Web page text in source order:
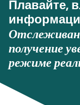
Плавайте,
получение
режиме